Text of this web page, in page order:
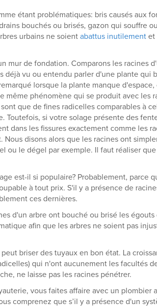
étant problématiques: bris causés aux
bouchés ou brisés, gazon qui souffre
urbains ne soient abattus inutilementet
mur de fondation. Comparons les racines
déjà vu ou entendu parler d'une plante qui
lorsque la plante manque
même phénomène qui se produit avec les
que de fines radicelles comparables à
si votre solage présente des
dans les fissures exactement comme les
disons alors que les racines ont
ou le dégel par exemple. Il faut réaliser
est-il si populaire? Probablement, parce
à tout prix. S'il y a présence de
ces dernières.
d'un arbre ont bouché ou brisé les égouts
afin que les arbres ne soient pas
briser des tuyaux en bon état. La
qui n'ont aucunement les facultés
ne laisse pas les racines pénétrer.
vous faites affaire avec un plombier
comprenez que s’il y a présence d'un